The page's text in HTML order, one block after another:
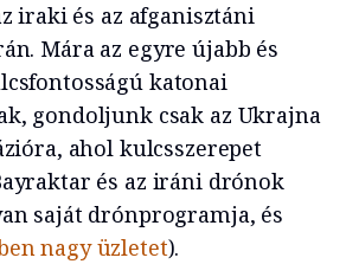
iraki és az afganisztáni
Mára az egyre újabb és
katonai
gondoljunk csak az Ukrajna
ahol kulcsszerepet
és az iráni drónok
saját drónprogramja, és
nagy üzletet).